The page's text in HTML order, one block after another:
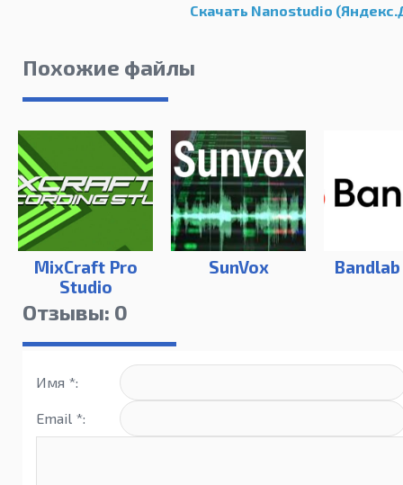
Скачать Nanostudio
Похожие файлы
MixCraft Pro
Studio
SunVox
Отзывы: 0
Имя *:
Email *: